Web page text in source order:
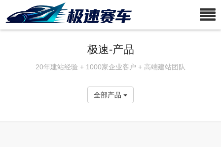
极速-产品
20年建站经验 + 1000家企业客户 + 高端建站团队
全部产品